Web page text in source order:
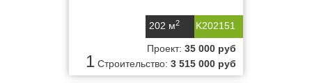
K202151
202 м2
1
Проект: 35 000 руб
Строительство: 3 515 000 руб